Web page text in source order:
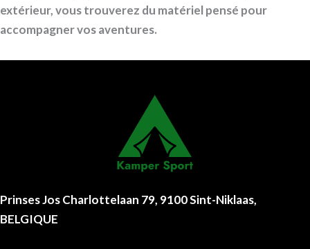
extérieur, vous trouverez du matériel pensé pour
accompagner vos aventures.
Prinses Jos Charlottelaan 79, 9100 Sint-Niklaas,
BELGIQUE